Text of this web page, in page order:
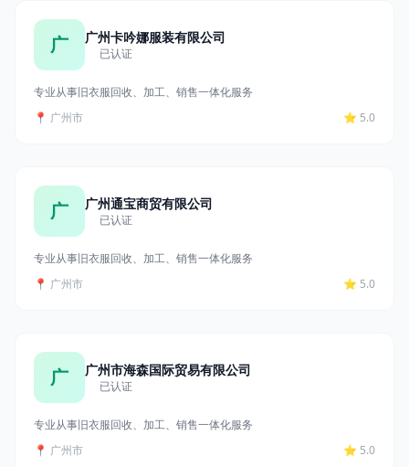
广 广州卡吟娜服装有限公司
已认证
专业从事旧衣服回收、加工、销售一体化服务
📍 广州市
⭐ 5.0
广 广州通宝商贸有限公司
已认证
专业从事旧衣服回收、加工、销售一体化服务
📍 广州市
⭐ 5.0
广 广州市海森国际贸易有限公司
已认证
专业从事旧衣服回收、加工、销售一体化服务
📍 广州市
⭐ 5.0